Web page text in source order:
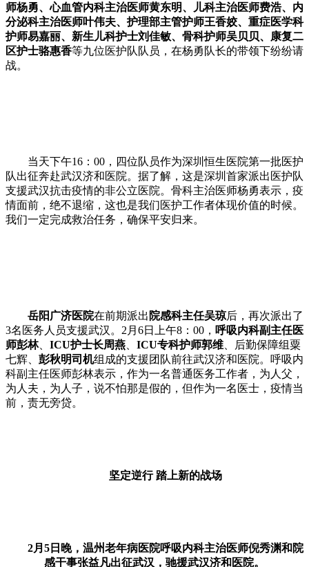
师杨勇、心血管内科主治医师黄东明、儿科主治医师费浩、内
分泌科主治医师叶伟夫、护理部主管护师王香姣、重症医学科
护师易嘉丽、新生儿科护士刘佳敏、骨科护师吴贝贝、康复二
区护士骆惠香等九位医护队队员，在杨勇队长的带领下纷纷请
战。
当天下午16：00，四位队员作为深圳恒生医院第一批医护
队出征奔赴武汉济和医院。据了解，这是深圳首家派出医护队
支援武汉抗击疫情的非公立医院。骨科主治医师杨勇表示，疫
情面前，绝不退缩，这也是我们医护工作者体现价值的时候。
我们一定完成救治任务，确保平安归来。
岳阳广济医院在前期派出 院感科主任吴琼后，再次派出了
3名医务人员支援武汉。2月6日上午8：00， 呼吸内科副主任医
师彭林、 ICU护士长周燕、 ICU专科护师郭维、后勤保障组粟
七辉、 彭秋明司机组成的支援团队前往武汉济和医院。呼吸内
科副主任医师彭林表示，作为一名普通医务工作者，为人父，
为人夫，为人子，说不怕那是假的，但作为一名医士，疫情当
前，责无旁贷。
坚定逆行 踏上新的战场
2月5日晚，温州老年病医院呼吸内科主治医师倪秀渊和院
感干事张益凡出征武汉，驰援武汉济和医院。